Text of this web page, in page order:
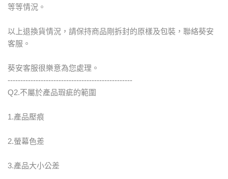
等等情況。
以上退換貨情況，請保持商品剛拆封的原樣及包裝，聯絡葵安
客服。
葵安客服很樂意為您處理。
-------------------------------------------------
Q2.不屬於產品瑕疵的範圍
1.產品壓痕
2.螢幕色差
3.產品大小公差